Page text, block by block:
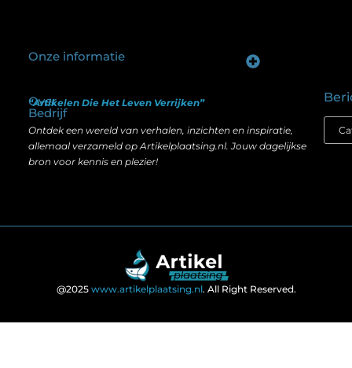
Over
Bedrijf
“Artikelen Die Het Leven Verrijken”
Ontdek een wereld van verhalen, inzichten en inspiratie,
allemaal verzameld op Artikelplaatsing.nl. Jouw dagelijkse
bron voor kennis en plezier!
Onze informatie
@2025 www.artikelplaatsing.nl. All Right Reserved.